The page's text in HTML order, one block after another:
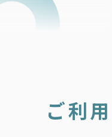
ご利用